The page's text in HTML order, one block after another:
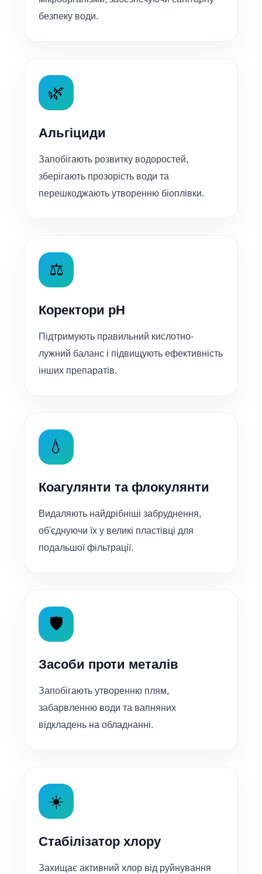
безпеку води.
🌿
Альгіциди
Запобігають розвитку водоростей,
зберігають прозорість води та
перешкоджають утворенню біоплівки.
⚖️
Коректори pH
Підтримують правильний кислотно-
лужний баланс і підвищують ефективність
інших препаратів.
💧
Коагулянти та флокулянти
Видаляють найдрібніші забруднення,
об'єднуючи їх у великі пластівці для
подальшої фільтрації.
🛡️
Засоби проти металів
Запобігають утворенню плям,
забарвленню води та вапняних
відкладень на обладнанні.
☀️
Стабілізатор хлору
Захищає активний хлор від руйнування